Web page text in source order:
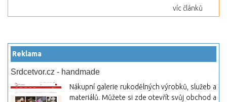
víc článků
Reklama
Srdcetvor.cz - handmade
Nákupní galerie rukodělných výrobků, služeb a
materiálů. Můžete si zde otevřít svůj obchod a